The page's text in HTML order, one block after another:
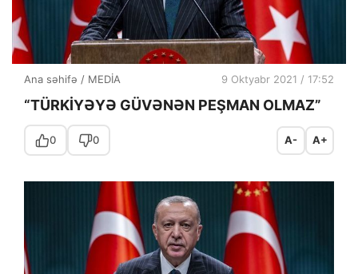
Ana səhifə / MEDİA 9 Oktyabr 2021 / 17:52
“TÜRKİYƏYƏ GÜVƏNƏN PEŞMAN OLMAZ”
0 0 A- A+